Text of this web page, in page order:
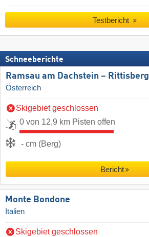
Testbericht
Schneeberichte
Ramsau am Dachstein – Rittisberg
Österreich
Skigebiet geschlossen
0 von 12,9 km Pisten offen
- cm (Berg)
Bericht
Monte Bondone
Italien
Skigebiet geschlossen